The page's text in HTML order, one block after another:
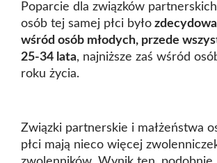
Poparcie dla związków
osób tej samej płci było
wśród osób młodych, przede
25-34 lata, najniższe zaś wśród
roku życia.
Związki partnerskie i małżeństwa
płci mają nieco więcej